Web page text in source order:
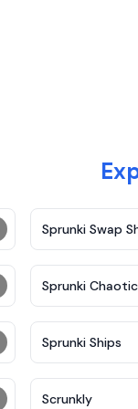
Sprunki Swap
Sprunki
Sprunki Ships
Scrunkly